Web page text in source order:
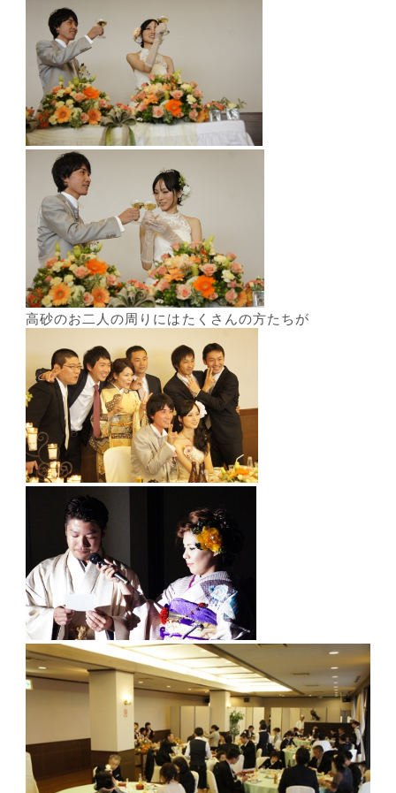
高砂のお二人の周りにはたくさんの方たちが